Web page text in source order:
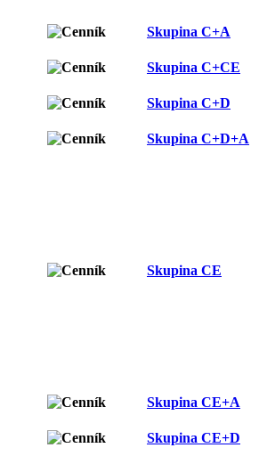
Skupina C+A
Skupina C+CE
Skupina C+D
Skupina C+D+A
Skupina CE
Skupina CE+A
Skupina CE+D